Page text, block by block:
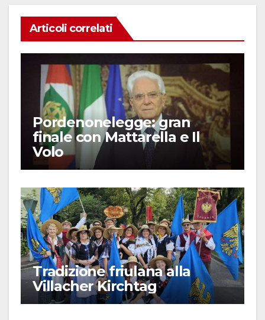
Articoli correlati
Pordenonelegge: gran
finale con Mattarella e Il
Volo
Tradizione friulana alla
Villacher Kirchtag